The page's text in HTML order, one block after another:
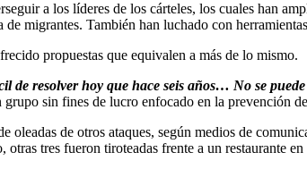
a los líderes de los cárteles, los cuales han
migrantes. También han luchado con
propuestas que equivalen a más de lo mismo.
de resolver hoy que hace seis años… No se
sin fines de lucro enfocado en la prevención
oleadas de otros ataques, según medios de
otras tres fueron tiroteadas frente a un